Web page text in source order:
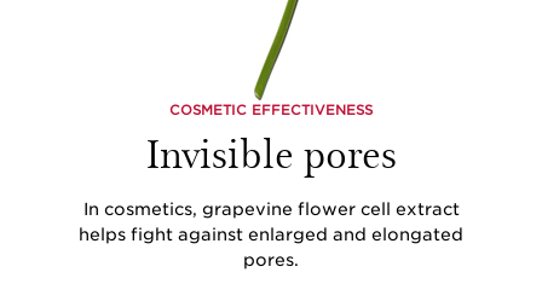
COSMETIC EFFECTIVENESS
Invisible pores
In cosmetics, grapevine flower cell extract
helps fight against enlarged and elongated
pores.